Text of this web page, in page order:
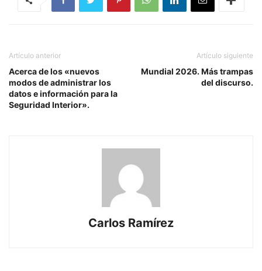
Artículo anterior
Acerca de los «nuevos
modos de administrar los
datos e información para la
Seguridad Interior».
Artículo siguiente
Mundial 2026. Más trampas
del discurso.
Carlos Ramírez